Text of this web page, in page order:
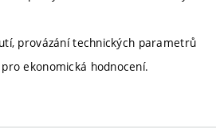
provázání technických parametrů
ekonomická hodnocení.